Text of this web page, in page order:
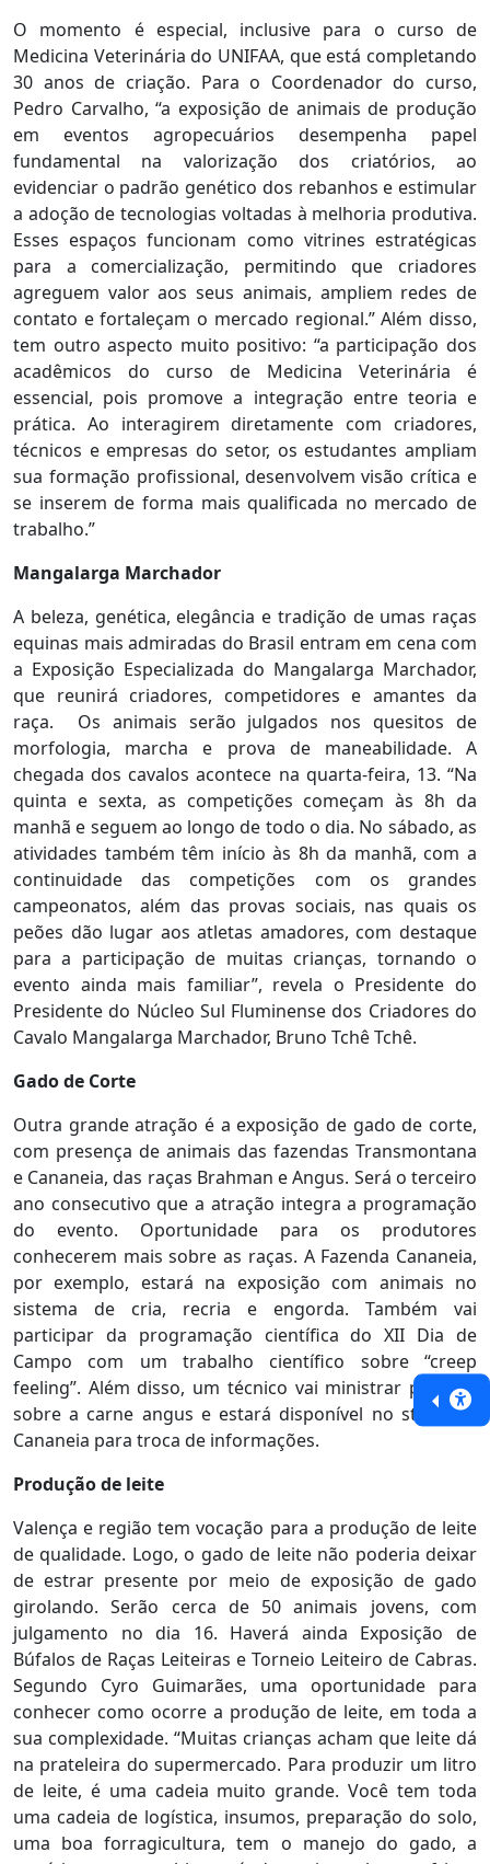
O momento é especial, inclusive para o curso de
Medicina Veterinária do UNIFAA, que está completando
30 anos de criação. Para o Coordenador do curso,
Pedro Carvalho, “a exposição de animais de produção
em eventos agropecuários desempenha papel
fundamental na valorização dos criatórios, ao
evidenciar o padrão genético dos rebanhos e estimular
a adoção de tecnologias voltadas à melhoria produtiva.
Esses espaços funcionam como vitrines estratégicas
para a comercialização, permitindo que criadores
agreguem valor aos seus animais, ampliem redes de
contato e fortaleçam o mercado regional.” Além disso,
tem outro aspecto muito positivo: “a participação dos
acadêmicos do curso de Medicina Veterinária é
essencial, pois promove a integração entre teoria e
prática. Ao interagirem diretamente com criadores,
técnicos e empresas do setor, os estudantes ampliam
sua formação profissional, desenvolvem visão crítica e
se inserem de forma mais qualificada no mercado de
trabalho.”
Mangalarga Marchador
A beleza, genética, elegância e tradição de umas raças
equinas mais admiradas do Brasil entram em cena com
a Exposição Especializada do Mangalarga Marchador,
que reunirá criadores, competidores e amantes da
raça. Os animais serão julgados nos quesitos de
morfologia, marcha e prova de maneabilidade. A
chegada dos cavalos acontece na quarta-feira, 13. “Na
quinta e sexta, as competições começam às 8h da
manhã e seguem ao longo de todo o dia. No sábado, as
atividades também têm início às 8h da manhã, com a
continuidade das competições com os grandes
campeonatos, além das provas sociais, nas quais os
peões dão lugar aos atletas amadores, com destaque
para a participação de muitas crianças, tornando o
evento ainda mais familiar”, revela o Presidente do
Presidente do Núcleo Sul Fluminense dos Criadores do
Cavalo Mangalarga Marchador, Bruno Tchê Tchê.
Gado de Corte
Outra grande atração é a exposição de gado de corte,
com presença de animais das fazendas Transmontana
e Cananeia, das raças Brahman e Angus. Será o terceiro
ano consecutivo que a atração integra a programação
do evento. Oportunidade para os produtores
conhecerem mais sobre as raças. A Fazenda Cananeia,
por exemplo, estará na exposição com animais no
sistema de cria, recria e engorda. Também vai
participar da programação científica do XII Dia de
Campo com um trabalho científico sobre “creep
feeling”. Além disso, um técnico vai ministrar palestra
sobre a carne angus e estará disponível no stand da
Cananeia para troca de informações.
Produção de leite
Valença e região tem vocação para a produção de leite
de qualidade. Logo, o gado de leite não poderia deixar
de estrar presente por meio de exposição de gado
girolando. Serão cerca de 50 animais jovens, com
julgamento no dia 16. Haverá ainda Exposição de
Búfalos de Raças Leiteiras e Torneio Leiteiro de Cabras.
Segundo Cyro Guimarães, uma oportunidade para
conhecer como ocorre a produção de leite, em toda a
sua complexidade. “Muitas crianças acham que leite dá
na prateleira do supermercado. Para produzir um litro
de leite, é uma cadeia muito grande. Você tem toda
uma cadeia de logística, insumos, preparação do solo,
uma boa forragicultura, tem o manejo do gado, a